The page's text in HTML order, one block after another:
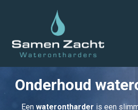
Onderhoud
Een waterontharder is een